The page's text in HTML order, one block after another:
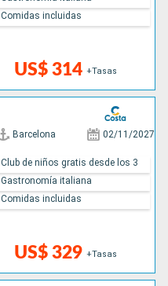
US$ 314 +Tasas
Comidas incluidas
Barcelona 02/11/2027
US$ 329 +Tasas
Club de niños gratis desde los 3
Gastronomía italiana
Comidas incluidas